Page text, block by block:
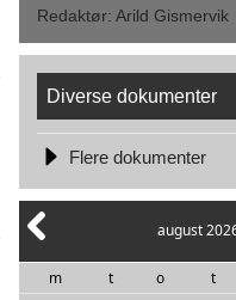
Redaktør: Arild Gismervik
Diverse dokumenter
Flere dokumenter
august
m t o t